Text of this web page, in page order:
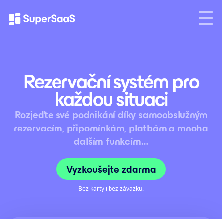
Rezervační systém pro
každou situaci
Rozjeďte své podnikání díky samoobslužným
rezervacím, připomínkám, platbám a mnoha
dalším funkcím…
Vyzkoušejte zdarma
Bez karty i bez závazku.